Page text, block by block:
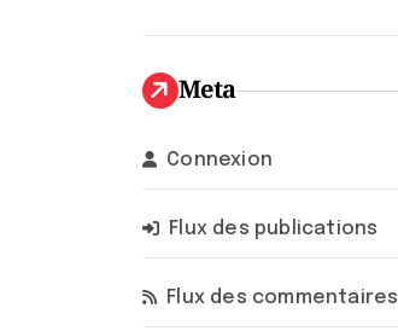
Meta
Connexion
Flux des publications
Flux des commentaires